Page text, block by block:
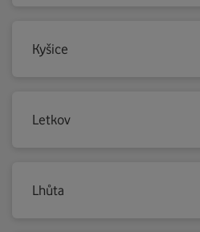
Kyšice
Letkov
Lhůta